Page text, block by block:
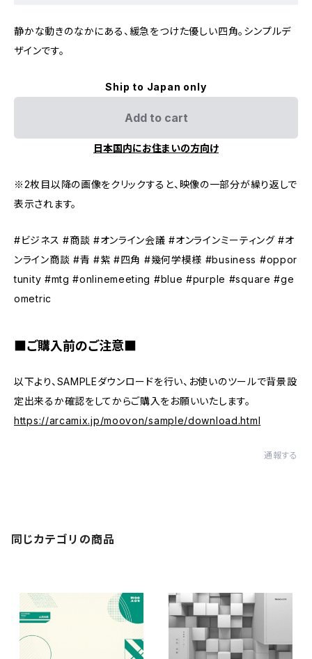
静かな動きのなかにある、緩急をつけた優しい四角。シンプルデ
ザインです。
Ship to Japan only
Add to cart
日本国内にお住まいの方向け
※2枚目以降の画像をクリックすると、映像の一部分が繰り返しで
表示されます。
#ビジネス #商談 #オンライン会議 #オンラインミーティング #オ
ンライン商談 #青 #紫 #四角 #幾何学模様 #business #oppor
tunity #mtg #onlinemeeting #blue #purple #square #ge
ometric
■ご購入前のご注意■
以下より、SAMPLEダウンロードを行い、お使いのツールで背景設
定出来るか確認をしてからご購入をお願いいたします。
https://arcamix.jp/moovon/sample/download.html
通報する
同じカテゴリの商品